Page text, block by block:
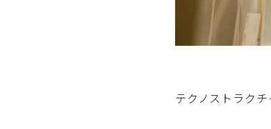
テクノストラク